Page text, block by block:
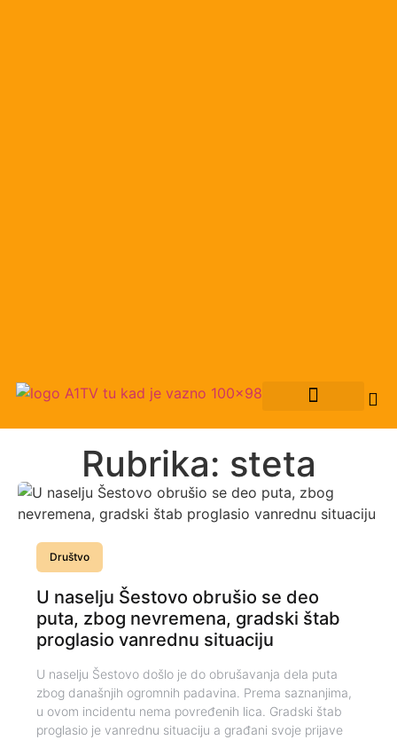
Rubrika: steta
Društvo
U naselju Šestovo obrušio se deo
puta, zbog nevremena, gradski štab
proglasio vanrednu situaciju
U naselju Šestovo došlo je do obrušavanja dela puta
zbog današnjih ogromnih padavina. Prema saznanjima,
u ovom incidentu nema povređenih lica. Gradski štab
proglasio je vanrednu situaciju a građani svoje prijave